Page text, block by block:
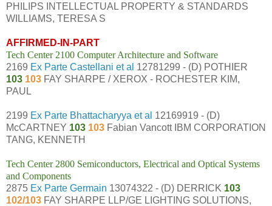
PHILIPS INTELLECTUAL PROPERTY & STANDARDS
WILLIAMS, TERESA S
AFFIRMED-IN-PART
Tech Center 2100 Computer Architecture and Software
2169 Ex Parte Castellani et al 12781299 - (D) POTHIER
103 103 FAY SHARPE / XEROX - ROCHESTER KIM,
PAUL
2199 Ex Parte Bhattacharyya et al 12169919 - (D)
McCARTNEY 103 103 Fabian Vancott IBM CORPORATION
TANG, KENNETH
Tech Center 2800 Semiconductors, Electrical and Optical Systems
and Components
2875 Ex Parte Germain 13074322 - (D) DERRICK 103
102/103 FAY SHARPE LLP/GE LIGHTING SOLUTIONS,